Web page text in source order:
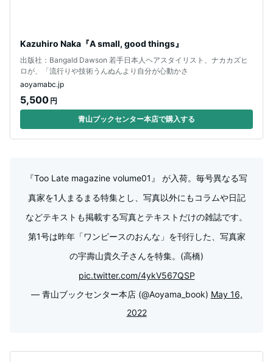
Kazuhiro Naka『A small, good things』
出版社：Bangald Dawson 若手日本人ヘアスタイリスト、ナカカズヒ
ロが、「流行りや技術うんぬんより自分が心動かさ
aoyamabc.jp
5,500 円
青山ブックセンター本店で購入する
『Too Late magazine volume01』 が入荷。毎号異なる写
真家を1人まるまる特集とし、写真以外にもコラムや日記
などテキストも掲載する写真とテキストだけの雑誌です。
第1号は昨年「ワンピースのおんな」を刊行した、写真家
の宇壽山貴久子さんを特集。(高橋)
pic.twitter.com/4ykV567QSP
— 青山ブックセンター本店 (@Aoyama_book) May 16,
2022